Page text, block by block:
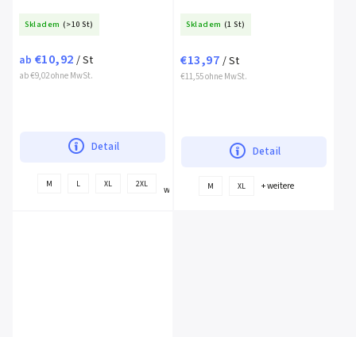
Skladem (>10 St)
ab €9,02 ohne MwSt.
ab €10,92 / St
Detail
M L XL 2XL
weitere
Skladem (1 St)
€11,55 ohne MwSt.
€13,97 / St
Detail
M XL + weitere